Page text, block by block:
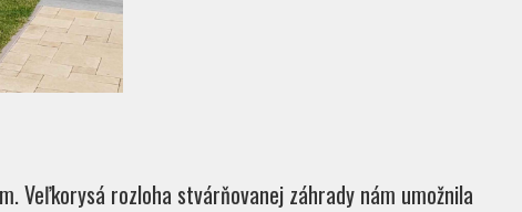
Veľkorysá rozloha stvárňovanej záhrady nám umožnila